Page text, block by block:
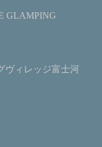
GLAMPING
ヴィレッジ富士河